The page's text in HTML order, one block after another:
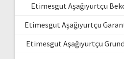
Etimesgut Aşağıyurtçu
Etimesgut Aşağıyurtçu
Etimesgut Aşağıyurtçu